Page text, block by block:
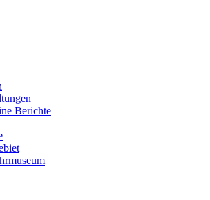
Berichte